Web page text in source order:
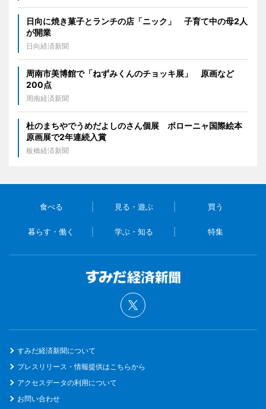
日向に焼き菓子とランチの店「ニック」 子育て中の母2人
が開業
日向経済新聞
周南市美博館で「ねずみくんのチョッキ展」 原画など
200点
周南経済新聞
杜のまちやでうめだよしのさん個展 ボローニャ国際絵本
原画展で2年連続入賞
板橋経済新聞
食べる 見る・遊ぶ 買う
暮らす・働く 学ぶ・知る 特集
すみだ経済新聞について
プレスリリース・情報提供はこちらから
アクセスデータの利用について
お問い合わせ